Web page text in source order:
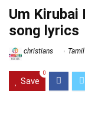
Um Kirubai
song lyrics
christians
Save
0